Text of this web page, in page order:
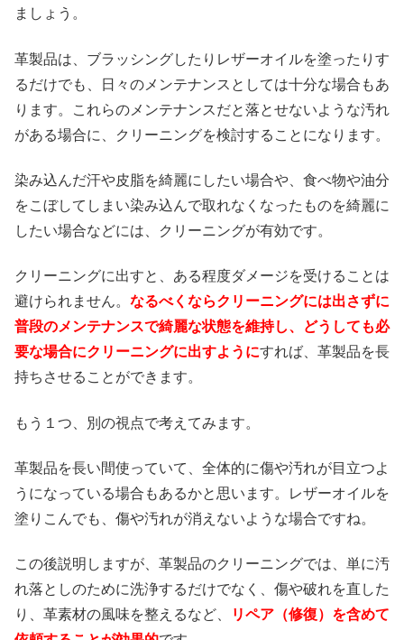
ましょう。
革製品は、ブラッシングしたりレザーオイルを塗ったりす
るだけでも、日々のメンテナンスとしては十分な場合もあ
ります。これらのメンテナンスだと落とせないような汚れ
がある場合に、クリーニングを検討することになります。
染み込んだ汗や皮脂を綺麗にしたい場合や、食べ物や油分
をこぼしてしまい染み込んで取れなくなったものを綺麗に
したい場合などには、クリーニングが有効です。
クリーニングに出すと、ある程度ダメージを受けることは
避けられません。 なるべくならクリーニングには出さずに
普段のメンテナンスで綺麗な状態を維持し、どうしても必
要な場合にクリーニングに出すようにすれば、革製品を長
持ちさせることができます。
もう１つ、別の視点で考えてみます。
革製品を長い間使っていて、全体的に傷や汚れが目立つよ
うになっている場合もあるかと思います。レザーオイルを
塗りこんでも、傷や汚れが消えないような場合ですね。
この後説明しますが、革製品のクリーニングでは、単に汚
れ落としのために洗浄するだけでなく、傷や破れを直した
り、革素材の風味を整えるなど、
リペア（修復）を含めて